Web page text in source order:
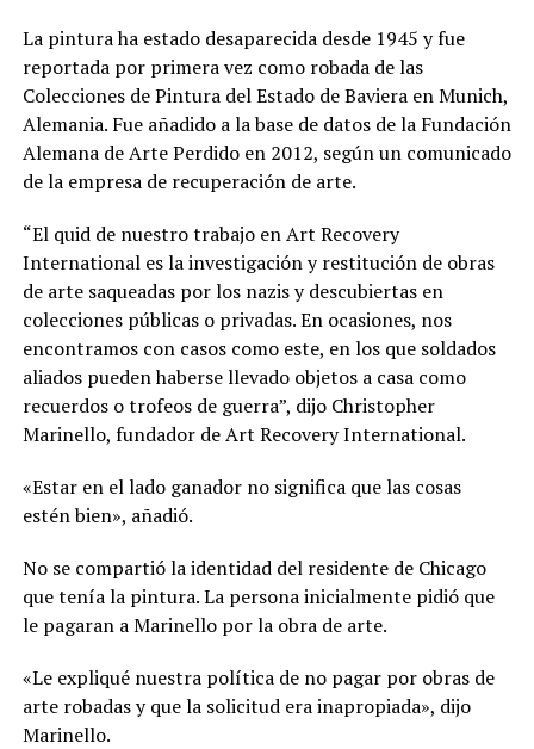
La pintura ha estado desaparecida desde 1945 y fue
reportada por primera vez como robada de las
Colecciones de Pintura del Estado de Baviera en Munich,
Alemania. Fue añadido a la base de datos de la Fundación
Alemana de Arte Perdido en 2012, según un comunicado
de la empresa de recuperación de arte.
“El quid de nuestro trabajo en Art Recovery
International es la investigación y restitución de obras
de arte saqueadas por los nazis y descubiertas en
colecciones públicas o privadas. En ocasiones, nos
encontramos con casos como este, en los que soldados
aliados pueden haberse llevado objetos a casa como
recuerdos o trofeos de guerra”, dijo Christopher
Marinello, fundador de Art Recovery International.
«Estar en el lado ganador no significa que las cosas
estén bien», añadió.
No se compartió la identidad del residente de Chicago
que tenía la pintura. La persona inicialmente pidió que
le pagaran a Marinello por la obra de arte.
«Le expliqué nuestra política de no pagar por obras de
arte robadas y que la solicitud era inapropiada», dijo
Marinello.